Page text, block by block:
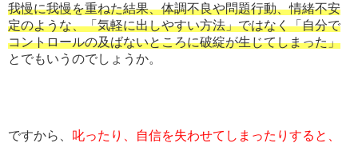
我慢に我慢を重ねた結果、体調不良や問題行動、情緒不安
定のような、「気軽に出しやすい方法」ではなく「自分で
コントロールの及ばないところに破綻が生じてしまった」
とでもいうのでしょうか。
ですから、 叱ったり、自信を失わせてしまったりすると、